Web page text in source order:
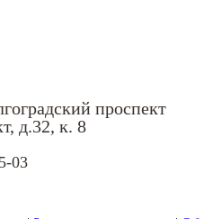
проспект
д.32, к. 8
03